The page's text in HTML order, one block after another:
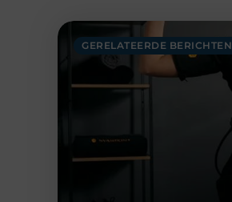
GERELATEERDE BERICHTEN